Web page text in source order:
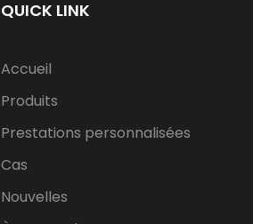
QUICK LINK
Accueil
Produits
Prestations personnalisées
Cas
Nouvelles